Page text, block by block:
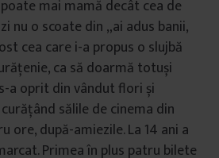
mai mamă decât cea de
nu o scoate din „ai adus banii,
cea care i-a propus o slujbă
ca să doarmă totuși
a oprit din vândut flori și
sălile de cinema din
ore, după-amiezile. La 14 ani a
Primea în plus patru bilete